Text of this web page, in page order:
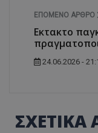
ΕΠΌΜΕΝΟ ΆΡΘΡΟ
Εκτακτο
24.06.2026 -
ΣΧΕΤΙΚΑ